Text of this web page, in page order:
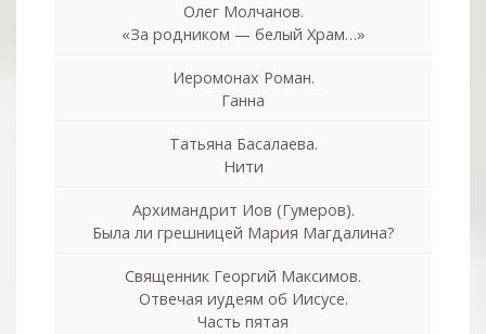
Олег Молчанов.
«За родником — белый Храм…»
Иеромонах Роман.
Ганна
Татьяна Басалаева.
Нити
Архимандрит Иов (Гумеров).
Была ли грешницей Мария Магдалина?
Священник Георгий Максимов.
Отвечая иудеям об Иисусе.
Часть пятая